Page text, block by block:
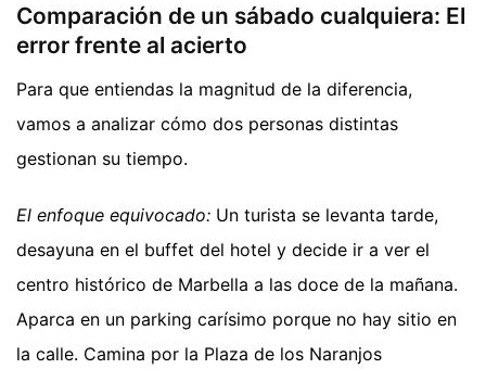
Comparación de un sábado cualquiera: El
error frente al acierto
Para que entiendas la magnitud de la diferencia,
vamos a analizar cómo dos personas distintas
gestionan su tiempo.
El enfoque equivocado: Un turista se levanta tarde,
desayuna en el buffet del hotel y decide ir a ver el
centro histórico de Marbella a las doce de la mañana.
Aparca en un parking carísimo porque no hay sitio en
la calle. Camina por la Plaza de los Naranjos